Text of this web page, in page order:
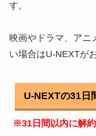
す。
映画やドラマ、アニ
い場合はU-NEXTが
U-NEXTの31日
※31日間以内に解